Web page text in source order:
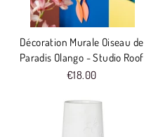
Décoration Murale Oiseau de
Paradis Olango - Studio Roof
€18.00